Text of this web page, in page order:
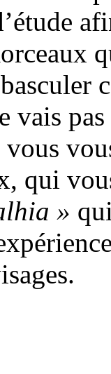
vais
qui
»